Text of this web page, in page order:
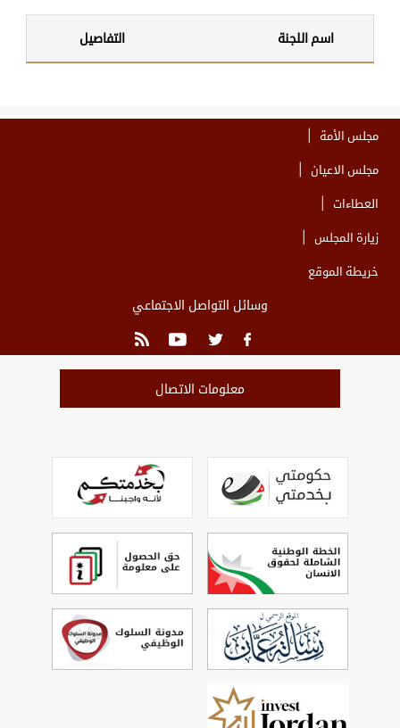
اسم اللجنة التفاصيل
مجلس الأمة
مجلس الاعيان
العطاءات
زيارة المجلس
خريطة الموقع
وسائل التواصل الاجتماعي
معلومات الاتصال